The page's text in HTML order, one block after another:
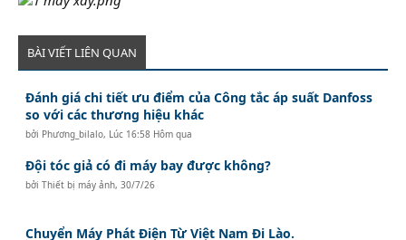
BÀI VIẾT LIÊN QUAN
Đánh giá chi tiết ưu điểm của Công tắc áp suất Danfoss
so với các thương hiệu khác
bởi Phương_bilalo, Lúc 16:58 Hôm qua
Đội tóc giả có đi máy bay được không?
bởiThiết bị máy ảnh,30/7/26
Chuyển Máy Phát Điện Từ Việt Nam Đi Lào.